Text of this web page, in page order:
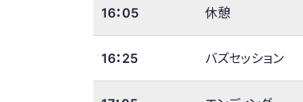
16：05 休憩
16：25 バズセッション